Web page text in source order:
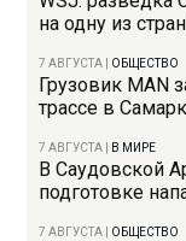
на одну из
7 АВГУСТА ОБЩЕСТВО
Грузовик MAN
трассе в
7 АВГУСТА В МИРЕ
В Саудовской
подготовке
7 АВГУСТА ОБЩЕСТВО